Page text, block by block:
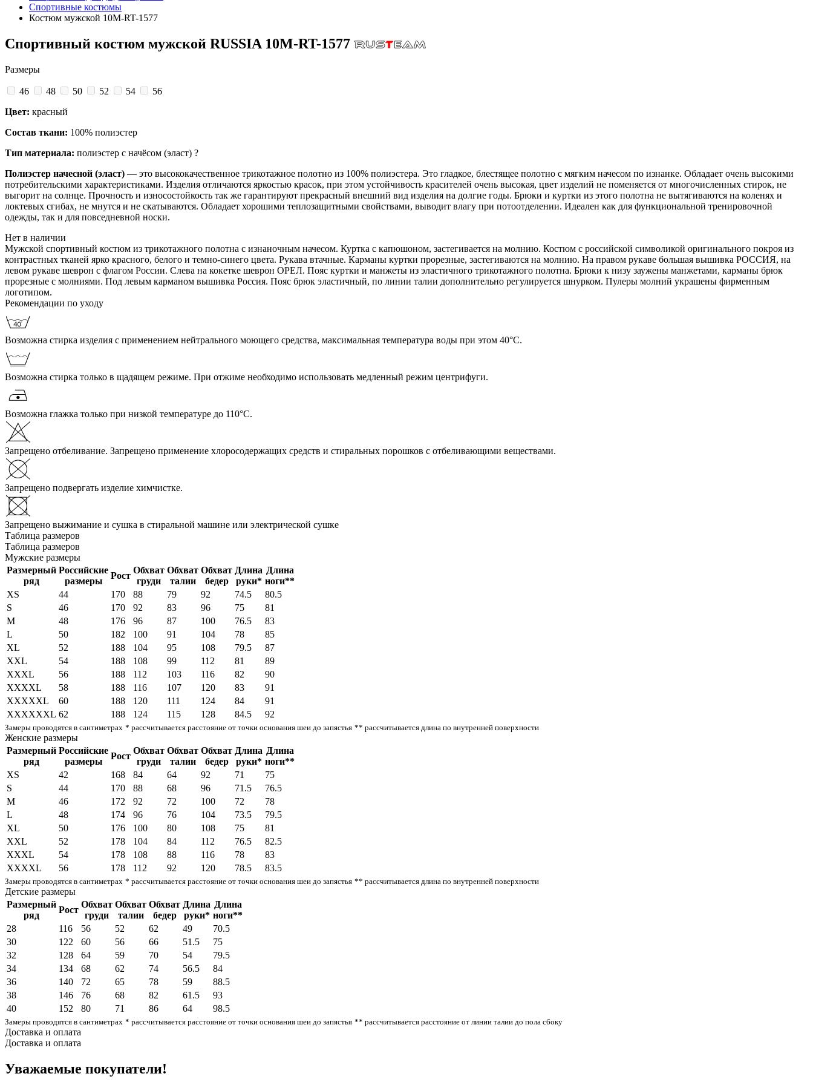
Спортивные костюмы
Костюм мужской 10M-RT-1577
Спортивный костюм мужской RUSSIA 10M-RT-1577
Размеры
46 48 50 52 54
56
Цвет: красный
Состав ткани: 100% полиэстер
Тип материала: полиэстер с начёсом (эласт) ?
Полиэстер начесной (эласт) — это высококачественное трикотажное полотно из 100% полиэстера. Это гладкое, блестящее полотно с мягким начесом по изнанке. Обладает очень высокими
потребительскими характеристиками. Изделия отличаются яркостью красок, при этом устойчивость красителей очень высокая, цвет изделий не поменяется от многочисленных стирок, не
выгорит на солнце. Прочность и износостойкость так же гарантируют прекрасный внешний вид изделия на долгие годы. Брюки и куртки из этого полотна не вытягиваются на коленях и
локтевых сгибах, не мнутся и не скатываются. Обладает хорошими теплозащитными свойствами, выводит влагу при потоотделении. Идеален как для функциональной тренировочной
одежды, так и для повседневной носки.
Нет в наличии
Мужской спортивный костюм из трикотажного полотна с изнаночным начесом. Куртка с капюшоном, застегивается на молнию. Костюм с российской символикой оригинального покроя из
контрастных тканей ярко красного, белого и темно-синего цвета. Рукава втачные. Карманы куртки прорезные, застегиваются на молнию. На правом рукаве большая вышивка РОССИЯ, на
левом рукаве шеврон с флагом России. Слева на кокетке шеврон ОРЕЛ. Пояс куртки и манжеты из эластичного трикотажного полотна. Брюки к низу заужены манжетами, карманы брюк
прорезные с молниями. Под левым карманом вышивка Россия. Пояс брюк эластичный, по линии талии дополнительно регулируется шнурком. Пулеры молний украшены фирменным
логотипом.
Рекомендации по уходу
Возможна стирка изделия с применением нейтрального моющего средства, максимальная температура воды при этом 40°С.
Возможна стирка только в щадящем режиме. При отжиме необходимо использовать медленный режим центрифуги.
Возможна глажка только при низкой температуре до 110°С.
Запрещено отбеливание. Запрещено применение хлоросодержащих средств и стиральных порошков с отбеливающими веществами.
Запрещено подвергать изделие химчистке.
Запрещено выжимание и сушка в стиральной машине или электрической сушке
Таблица размеров
Таблица размеров
Мужские размеры
Размерный
ряд
Российские
размеры
Рост
Обхват
груди
Обхват
талии
Обхват
бедер
Длина
руки*
Длина
ноги**
XS
44 170 88 79 92 74.5
80.5
S
46 170 92 83 96 75
81
M
48 176 96 87 100 76.5
83
L
50 182 100 91 104 78
85
XL
52 188 104 95 108 79.5
87
XXL
54 188 108 99 112 81
89
XXXL
56 188 112 103 116 82
90
XXXXL
58 188 116 107 120 83
91
XXXXXL
60 188 120 111 124 84
91
XXXXXXL 62 188 124 115 128 84.5 92
Замеры проводятся в сантиметрах * рассчитывается расстояние от точки основания шеи до запястья ** рассчитывается длина по внутренней поверхности
Женские размеры
Размерный
ряд
Российские
размеры
Рост
Обхват
груди
Обхват
талии
Обхват
бедер
Длина
руки*
Длина
ноги**
XS
42 168 84 64 92 71
75
S
44 170 88 68 96 71.5
76.5
M
46 172 92 72 100 72
78
L
48 174 96 76 104 73.5
79.5
XL
50 176 100 80 108 75
81
XXL
52 178 104 84 112 76.5
82.5
XXXL
54 178 108 88 116 78
83
XXXXL
56 178 112 92 120 78.5 83.5
Замеры проводятся в сантиметрах * рассчитывается расстояние от точки основания шеи до запястья ** рассчитывается длина по внутренней поверхности
Детские размеры
Размерный
ряд
Рост
Обхват
груди
Обхват
талии
Обхват
бедер
Длина
руки*
Длина
ноги**
28
116 56 52 62 49
70.5
30
122 60 56 66 51.5
75
32
128 64 59 70 54
79.5
34
134 68 62 74 56.5
84
36
140 72 65 78 59
88.5
38
146 76 68 82 61.5
93
40
152 80 71 86 64 98.5
Замеры проводятся в сантиметрах * рассчитывается расстояние от точки основания шеи до запястья ** рассчитывается расстояние от линии талии до пола сбоку
Доставка и оплата
Доставка и оплата
Уважаемые покупатели!